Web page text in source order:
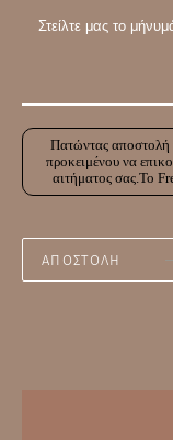
Πατώντας αποστολή
προκειμένου να
αιτήματος σας.Το